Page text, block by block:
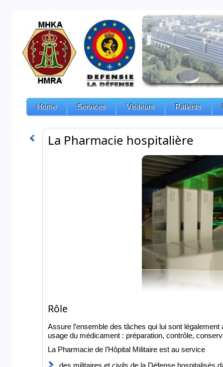
Home Services Visiteurs Patients
La Pharmacie hospitalière
Rôle
Assure l’ensemble des tâches qui lui sont
usage du médicament : préparation, contrôle,
La Pharmacie de l’Hôpital Militaire est au service
des militaires et civils de la Défense hospitalisés